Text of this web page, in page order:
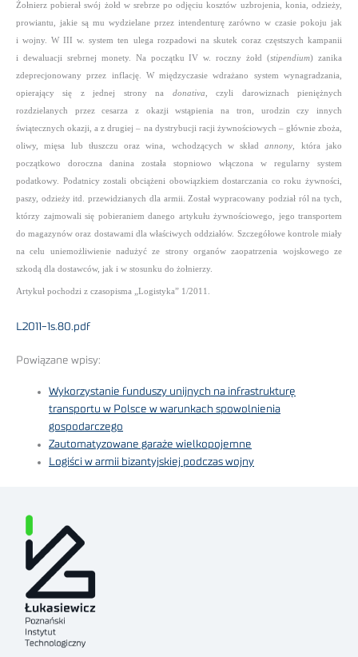
Żołnierz pobierał swój żołd w srebrze po odjęciu kosztów uzbrojenia, konia, odzieży,
prowiantu, jakie są mu wydzielane przez intendenturę zarówno w czasie pokoju jak
i wojny. W III w. system ten ulega rozpadowi na skutek coraz częstszych kampanii
i dewaluacji srebrnej monety. Na początku IV w. roczny żołd (stipendium) zanika
zdeprecjonowany przez inflację. W międzyczasie wdrażano system wynagradzania,
opierający się z jednej strony na donativa, czyli darowiznach pieniężnych
rozdzielanych przez cesarza z okazji wstąpienia na tron, urodzin czy innych
świątecznych okazji, a z drugiej – na dystrybucji racji żywnościowych – głównie zboża,
oliwy, mięsa lub tłuszczu oraz wina, wchodzących w składannony, która jako
początkowo doroczna danina została stopniowo włączona w regularny system
podatkowy. Podatnicy zostali obciążeni obowiązkiem dostarczania co roku żywności,
paszy, odzieży itd. przewidzianych dla armii. Został wypracowany podział ról na tych,
którzy zajmowali się pobieraniem danego artykułu żywnościowego, jego transportem
do magazynów oraz dostawami dla właściwych oddziałów. Szczegółowe kontrole miały
na celu uniemożliwienie nadużyć ze strony organów zaopatrzenia wojskowego ze
szkodą dla dostawców, jak i w stosunku do żołnierzy.
Artykuł pochodzi z czasopisma „Logistyka” 1/2011.
L2011-1s.80.pdf
Powiązane wpisy:
Wykorzystanie funduszy unijnych na infrastrukturę
transportu w Polsce w warunkach spowolnienia
gospodarczego
Zautomatyzowane garaże wielkopojemne
Logiści w armii bizantyjskiej podczas wojny